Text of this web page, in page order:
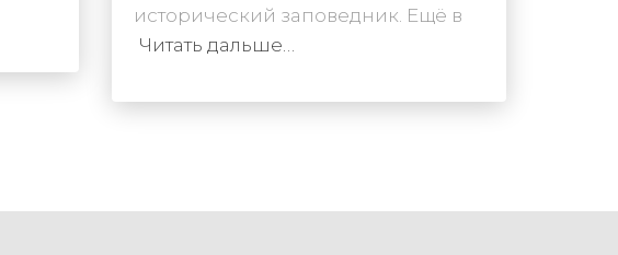
исторический заповедник. Ещё в
Читать дальше…